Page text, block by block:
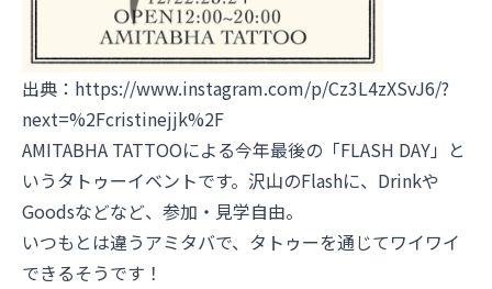
出典： https://www.instagram.com/p/Cz3L4zXSvJ6/?
next=%2Fcristinejjk%2F
AMITABHA TATTOOによる今年最後の「FLASH DAY」と
いうタトゥーイベントです。沢山のFlashに、Drinkや
Goodsなどなど⁡、参加・見学自由。
いつもとは違うアミタバで、タトゥーを通じてワイワイ
できるそうです！